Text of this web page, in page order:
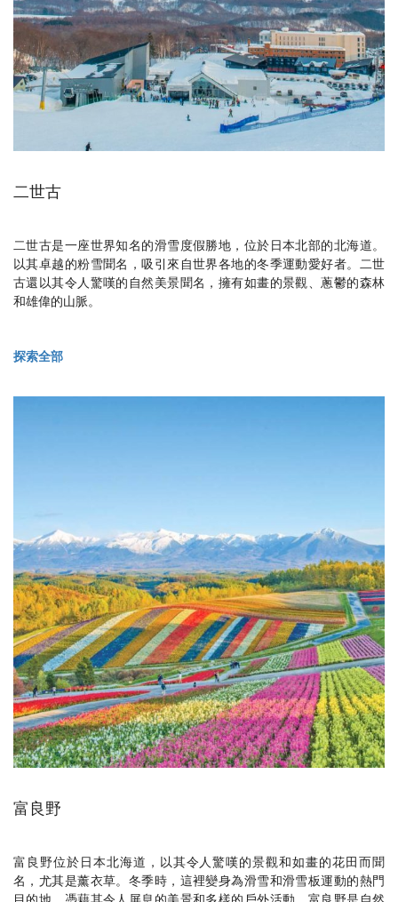
二世古
二世古是一座世界知名的滑雪度假勝地，位於日本北部的北海道。
以其卓越的粉雪聞名，吸引來自世界各地的冬季運動愛好者。二世
古還以其令人驚嘆的自然美景聞名，擁有如畫的景觀、蔥鬱的森林
和雄偉的山脈。
探索全部
富良野
富良野位於日本北海道，以其令人驚嘆的景觀和如畫的花田而聞
名，尤其是薰衣草。冬季時，這裡變身為滑雪和滑雪板運動的熱門
目的地。憑藉其令人屏息的美景和多樣的戶外活動，富良野是自然